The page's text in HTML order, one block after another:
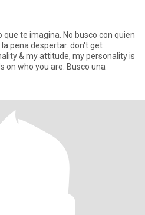
te imagina. No busco con quien
pena despertar. don't get
& my attitude, my personality is
on who you are. Busco una